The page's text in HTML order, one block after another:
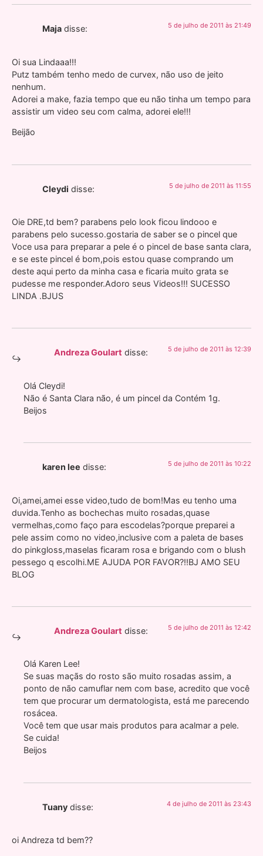
Maja disse: 5 de julho de 2011 às 21:49
Oi sua Lindaaa!!!
Putz também tenho medo de curvex, não uso de jeito
nenhum.
Adorei a make, fazia tempo que eu não tinha um tempo para
assistir um video seu com calma, adorei ele!!!
Beijão
Cleydi disse: 5 de julho de 2011 às 11:55
Oie DRE,td bem? parabens pelo look ficou lindooo e
parabens pelo sucesso.gostaria de saber se o pincel que
Voce usa para preparar a pele é o pincel de base santa clara,
e se este pincel é bom,pois estou quase comprando um
deste aqui perto da minha casa e ficaria muito grata se
pudesse me responder.Adoro seus Videos!!! SUCESSO
LINDA .BJUS
Andreza Goulart disse: 5 de julho de 2011 às 12:39
Olá Cleydi!
Não é Santa Clara não, é um pincel da Contém 1g.
Beijos
karen lee disse: 5 de julho de 2011 às 10:22
Oi,amei,amei esse video,tudo de bom!Mas eu tenho uma
duvida.Tenho as bochechas muito rosadas,quase
vermelhas,como faço para escodelas?porque preparei a
pele assim como no video,inclusive com a paleta de bases
do pinkgloss,maselas ficaram rosa e brigando com o blush
pessego q escolhi.ME AJUDA POR FAVOR?!!BJ AMO SEU
BLOG
Andreza Goulart disse: 5 de julho de 2011 às 12:42
Olá Karen Lee!
Se suas maçãs do rosto são muito rosadas assim, a
ponto de não camuflar nem com base, acredito que você
tem que procurar um dermatologista, está me parecendo
rosácea.
Você tem que usar mais produtos para acalmar a pele.
Se cuida!
Beijos
Tuany disse: 4 de julho de 2011 às 23:43
oi Andreza td bem??